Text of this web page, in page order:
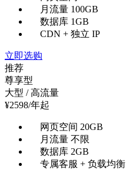
月流量 100GB
数据库 1GB
CDN + 独立 IP
立即选购
推荐
尊享型
大型 / 高流量
¥2598/年起
网页空间 20GB
月流量 不限
数据库 2GB
专属客服 + 负载均衡